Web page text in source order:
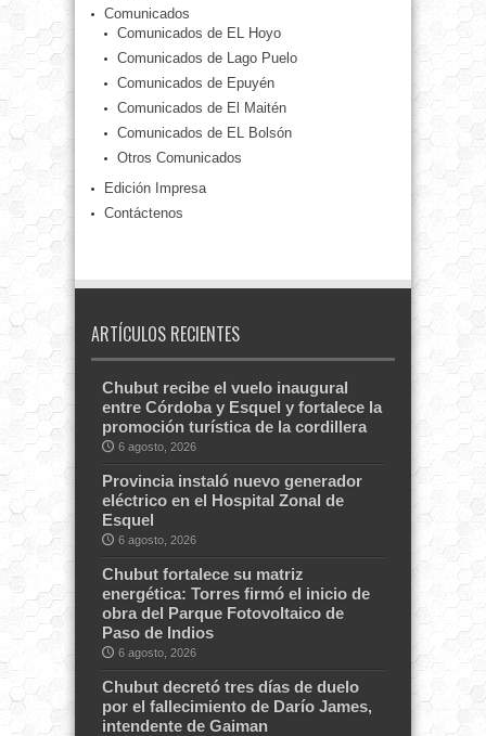
Comunicados
Comunicados de EL Hoyo
Comunicados de Lago Puelo
Comunicados de Epuyén
Comunicados de El Maitén
Comunicados de EL Bolsón
Otros Comunicados
Edición Impresa
Contáctenos
ARTÍCULOS RECIENTES
Chubut recibe el vuelo inaugural
entre Córdoba y Esquel y fortalece la
promoción turística de la cordillera
6 agosto, 2026
Provincia instaló nuevo generador
eléctrico en el Hospital Zonal de
Esquel
6 agosto, 2026
Chubut fortalece su matriz
energética: Torres firmó el inicio de
obra del Parque Fotovoltaico de
Paso de Indios
6 agosto, 2026
Chubut decretó tres días de duelo
por el fallecimiento de Darío James,
intendente de Gaiman